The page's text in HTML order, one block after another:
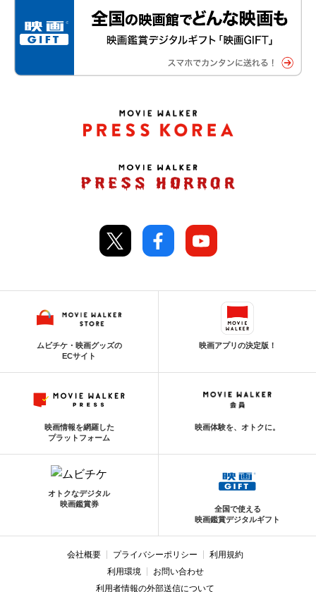
ムビチケ・映画グッズの
ECサイト
映画アプリの決定版！
映画情報を網羅した
プラットフォーム
映画体験を、オトクに。
オトクなデジタル
映画鑑賞券
全国で使える
映画鑑賞デジタルギフト
会社概要 プライバシーポリシー
利用規約
利用環境
お問い合わせ
利用者情報の外部送信について